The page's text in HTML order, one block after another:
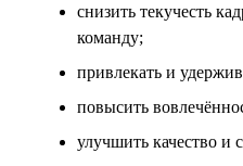
снизить текучесть
команду;
привлекать и
повысить
улучшить качество и